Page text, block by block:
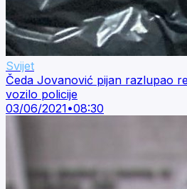
Svijet
Čeda Jovanović pijan razlupao
vozilo policije
03/06/2021•08:30